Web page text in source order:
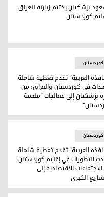
بزشكيان يختتم زيارته للعراق
كوردستان
کوردستان
العربية" تقدم تغطية شاملة
في كوردستان والعراق: من
بزشكيان إلى فعاليات "ملحمة
کوردستان
العربية" تقدم تغطية شاملة
التطورات في إقليم كوردستان:
الاقتصادية إلى
الكبرى